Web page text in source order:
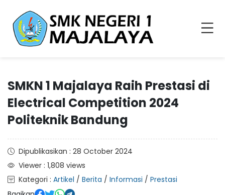
SMKN 1 Majalaya Raih Prestasi di
Electrical Competition 2024
Politeknik Bandung
Dipublikasikan : 28 October 2024
Viewer : 1,808 views
Kategori : Artikel / Berita / Informasi / Prestasi